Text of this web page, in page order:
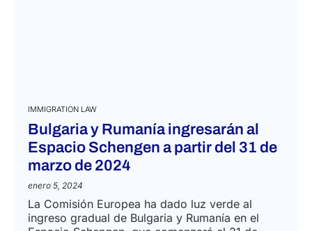
IMMIGRATION LAW
Bulgaria y Rumanía ingresarán al
Espacio Schengen a partir del 31 de
marzo de 2024
enero 5, 2024
La Comisión Europea ha dado luz verde al
ingreso gradual de Bulgaria y Rumanía en el